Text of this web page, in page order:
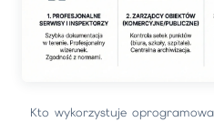
Kto wykorzystuje